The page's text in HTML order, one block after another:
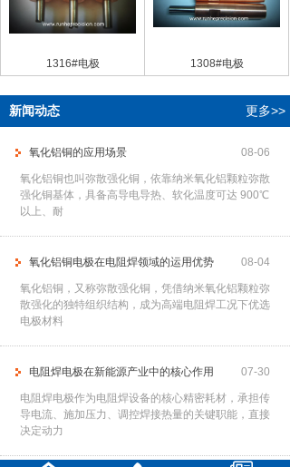
1316#电极 1308#电极
新闻动态 更多>>
08-06
氧化铝铜的应用场景
氧化铝铜也叫弥散强化铜，依靠纳米氧化铝颗粒弥散
强化铜基体，具备高导电导热、软化温度可达 900℃
以上、耐
08-04
氧化铝铜电极在电阻焊领域的运用优势
氧化铝铜，又称弥散强化铜，凭借纳米氧化铝颗粒弥
散强化的独特组织结构，成为高端电阻焊工况下优选
电极材料
07-30
电阻焊电极在新能源产业中的核心作用
电阻焊电极作为电阻焊设备的核心精密耗材，承担传
导电流、施加压力、调控焊接热量的关键职能，直接
决定动力